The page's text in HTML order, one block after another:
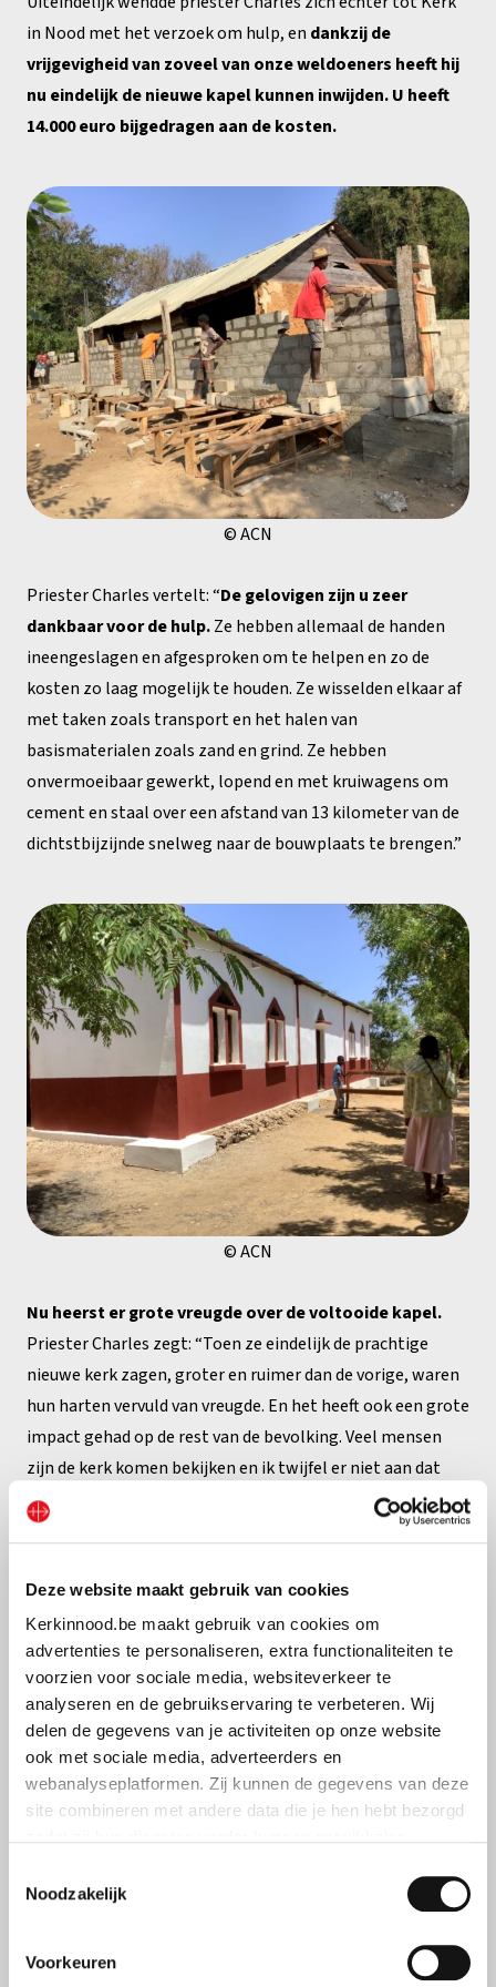
Deze website maakt gebruik van cookies
Kerkinnood.be maakt gebruik van cookies om
advertenties te personaliseren, extra functionaliteiten te
voorzien voor sociale media, websiteverkeer te
analyseren en de gebruikservaring te verbeteren. Wij
delen de gegevens van je activiteiten op onze website
ook met sociale media, adverteerders en
webanalyseplatformen. Zij kunnen de gegevens van deze
site combineren met andere data die je hen hebt bezorgd
Indien je dat toestaat, kunnen wij of onze partners onder
Informatie verzamelen over je geografische locatie
Noodzakelijk
Voorkeuren
in Nood met het verzoek om hulp, en dankzij de
vrijgevigheid van zoveel van onze weldoeners heeft hij
nu eindelijk de nieuwe kapel kunnen inwijden. U heeft
14.000 euro bijgedragen aan de kosten.
© ACN
© ACN
Priester Charles vertelt: “De gelovigen zijn u zeer
dankbaar voor de hulp.Ze hebben allemaal de handen
ineengeslagen en afgesproken om te helpen en zo de
kosten zo laag mogelijk te houden. Ze wisselden elkaar af
met taken zoals transport en het halen van
basismaterialen zoals zand en grind. Ze hebben
onvermoeibaar gewerkt, lopend en met kruiwagens om
cement en staal over een afstand van 13 kilometer van de
dichtstbijzijnde snelweg naar de bouwplaats te brengen.”
Nu heerst er grote vreugde over de voltooide kapel.
Priester Charles zegt: “Toen ze eindelijk de prachtige
nieuwe kerk zagen, groter en ruimer dan de vorige, waren
hun harten vervuld van vreugde. En het heeft ook een grote
impact gehad op de rest van de bevolking. Veel mensen
zijn de kerk komen bekijken en ik twijfel er niet aan dat
het gebouw binnenkort behoorlijk vol zal zijn.We willen
al onze weldoeners hartelijk bedanken voor hun steun